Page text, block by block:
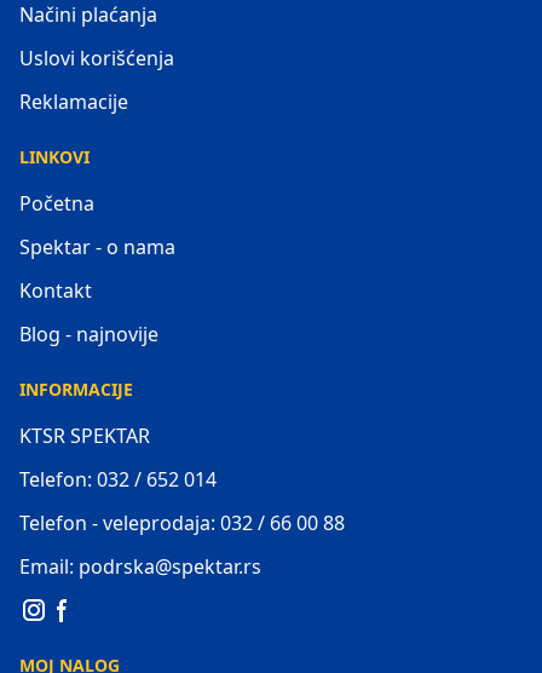
Načini plaćanja
Uslovi korišćenja
Reklamacije
LINKOVI
Početna
Spektar - o nama
Kontakt
Blog - najnovije
INFORMACIJE
KTSR SPEKTAR
Telefon: 032 / 652 014
Telefon - veleprodaja: 032 / 66 00 88
Email: podrska@spektar.rs
MOJ NALOG